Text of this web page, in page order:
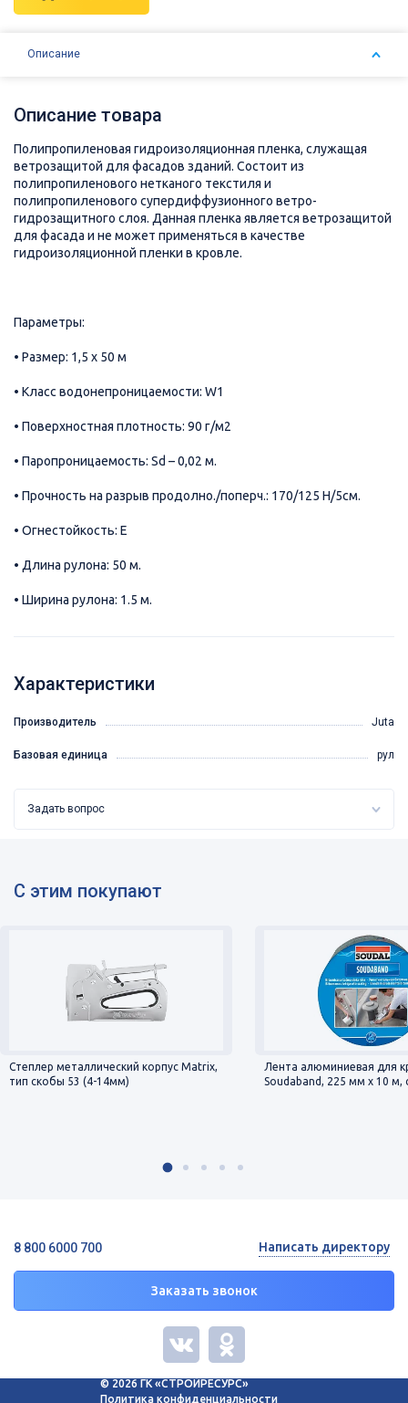
Описание
Описание товара
Полипропиленовая гидроизоляционная пленка, служащая
ветрозащитой для фасадов зданий. Состоит из
полипропиленового нетканого текстиля и
полипропиленового супердиффузионного ветро-
гидрозащитного слоя. Данная пленка является ветрозащитой
для фасада и не может применяться в качестве
гидроизоляционной пленки в кровле.
Параметры:
• Размер: 1,5 х 50 м
• Класс водонепроницаемости: W1
• Поверхностная плотность: 90 г/м2
• Паропроницаемость: Sd – 0,02 м.
• Прочность на разрыв продолно./поперч.: 170/125 Н/5см.
• Огнестойкость: E
• Длина рулона: 50 м.
• Ширина рулона: 1.5 м.
Характеристики
Производитель Juta
Базовая единица рул
Задать вопрос
С этим покупают
Степлер металлический корпус Matrix,
тип скобы 53 (4-14мм)
Лента алюминиевая для
Soudaband, 225 мм х 10 м,
8 800 6000 700
Заказать звонок
Написать директору
© 2026 ГК «СТРОЙРЕСУРС»
Политика конфиденциальности